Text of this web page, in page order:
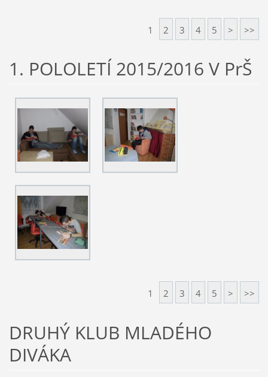
1 2 3 4 5 > >>
1. POLOLETÍ 2015/2016 V PrŠ
1 2 3 4 5 > >>
DRUHÝ KLUB MLADÉHO
DIVÁKA